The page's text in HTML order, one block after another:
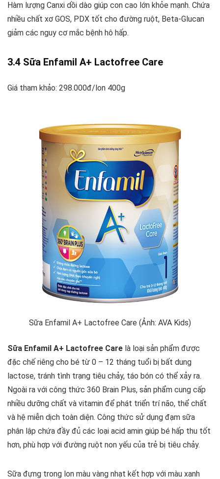
Hàm lượng Canxi dồi dào giúp con cao lớn khỏe mạnh. Chứa
nhiều chất xơ GOS, PDX tốt cho đường ruột, Beta-Glucan
giảm các nguy cơ mắc bệnh hô hấp.
3.4 Sữa Enfamil A+ Lactofree Care
Giá tham khảo: 298.000đ/lon 400g
Sữa Enfamil A+ Lactofree Care (Ảnh: AVA Kids)
Sữa Enfamil A+ Lactofree Care là loại sản phẩm được
đặc chế riêng cho bé từ 0 – 12 tháng tuổi bị bất dung
lactose, tránh tình trạng tiêu chảy, táo bón có thể xảy ra.
Ngoài ra với công thức 360 Brain Plus, sản phẩm cung cấp
nhiều dưỡng chất và vitamin để phát triển trí não, thể chất
và hệ miễn dịch toàn diện. Công thức sử dụng đạm sữa
phân lập chứa đầy đủ các loại acid amin giúp bé hấp thu tốt
hơn, phù hợp với đường ruột non yếu của trẻ bị tiêu chảy.
Sữa đựng trong lon màu vàng nhạt kết hợp với màu xanh